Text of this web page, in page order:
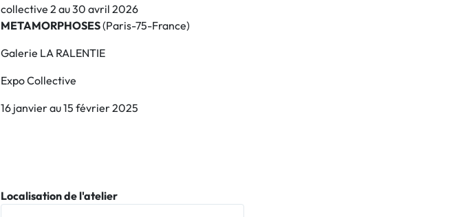
collective 2 au 30 avril 2026
METAMORPHOSES(Paris-75-France)
Galerie LA RALENTIE
Expo Collective
16 janvier au 15 février 2025
Localisation de l'atelier